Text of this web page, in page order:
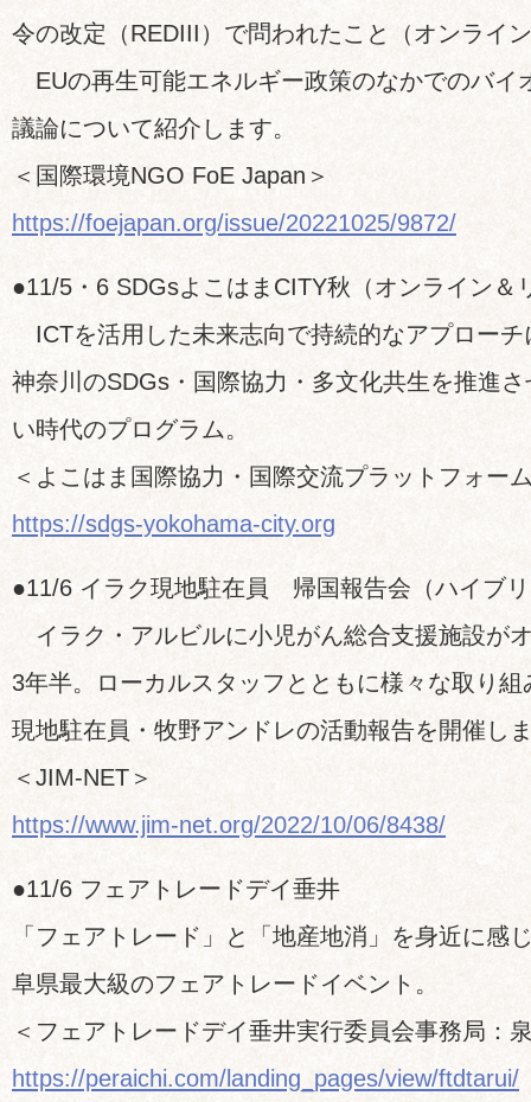
令の改定（REDIII）で問われたこと（オンライ
EUの再生可能エネルギー政策のなかでのバイ
議論について紹介します。
＜国際環境NGO FoE Japan＞
https://foejapan.org/issue/20221025/9872/
●11/5・6 SDGsよこはまCITY秋（オンライン＆
ICTを活用した未来志向で持続的なアプローチ
神奈川のSDGs・国際協力・多文化共生を推進
い時代のプログラム。
＜よこはま国際協力・国際交流プラットフォー
https://sdgs-yokohama-city.org
●11/6 イラク現地駐在員 帰国報告会（ハイブ
イラク・アルビルに小児がん総合支援施設が
3年半。ローカルスタッフとともに様々な取り組
現地駐在員・牧野アンドレの活動報告を開催し
＜JIM-NET＞
https://www.jim-net.org/2022/10/06/8438/
●11/6 フェアトレードデイ垂井
「フェアトレード」と「地産地消」を身近に感
阜県最大級のフェアトレードイベント。
＜フェアトレードデイ垂井実行委員会事務局：
https://peraichi.com/landing_pages/view/ftdtarui/